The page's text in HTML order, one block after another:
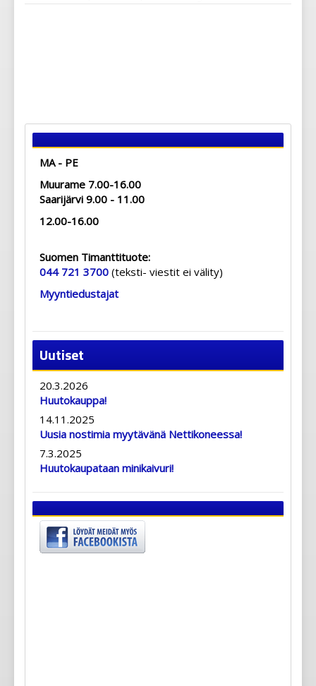
MA - PE
Muurame 7.00-16.00
Saarijärvi 9.00 - 11.00
12.00-16.00
Suomen Timanttituote:
044 721 3700 (teksti- viestit ei välity)
Myyntiedustajat
Uutiset
20.3.2026
Huutokauppa!
14.11.2025
Uusia nostimia myytävänä Nettikoneessa!
7.3.2025
Huutokaupataan minikaivuri!